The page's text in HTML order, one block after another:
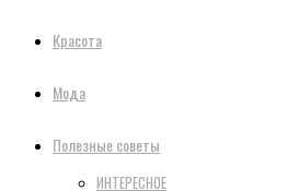
Красота
Мода
Полезные советы
ИНТЕРЕСНОЕ